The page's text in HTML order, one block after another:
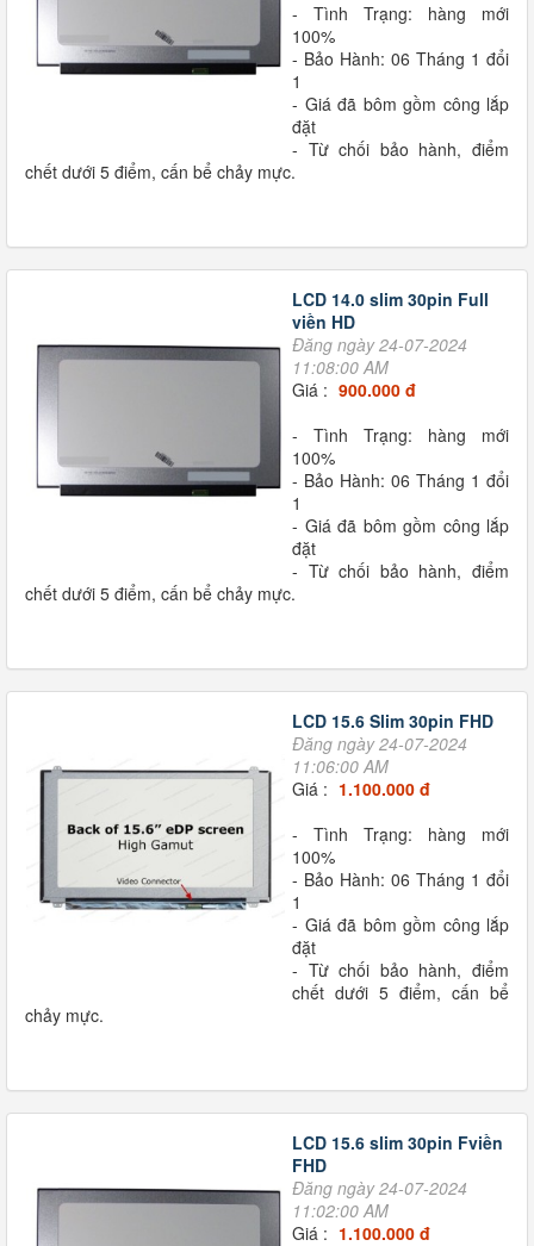
- Tình Trạng: hàng mới
100%
- Bảo Hành: 06 Tháng 1 đổi
1
- Giá đã bôm gồm công lắp
đặt
- Từ chối bảo hành, điểm
chết dưới 5 điểm, cấn bể chảy mực.
LCD 14.0 slim 30pin Full
viền HD
Đăng ngày 24-07-2024
11:08:00 AM
Giá : 900.000 đ
- Tình Trạng: hàng mới
100%
- Bảo Hành: 06 Tháng 1 đổi
1
- Giá đã bôm gồm công lắp
đặt
- Từ chối bảo hành, điểm
chết dưới 5 điểm, cấn bể chảy mực.
LCD 15.6 Slim 30pin FHD
Đăng ngày 24-07-2024
11:06:00 AM
Giá : 1.100.000 đ
- Tình Trạng: hàng mới
100%
- Bảo Hành: 06 Tháng 1 đổi
1
- Giá đã bôm gồm công lắp
đặt
- Từ chối bảo hành, điểm
chết dưới 5 điểm, cấn bể
chảy mực.
LCD 15.6 slim 30pin Fviền
FHD
Đăng ngày 24-07-2024
11:02:00 AM
Giá : 1.100.000 đ